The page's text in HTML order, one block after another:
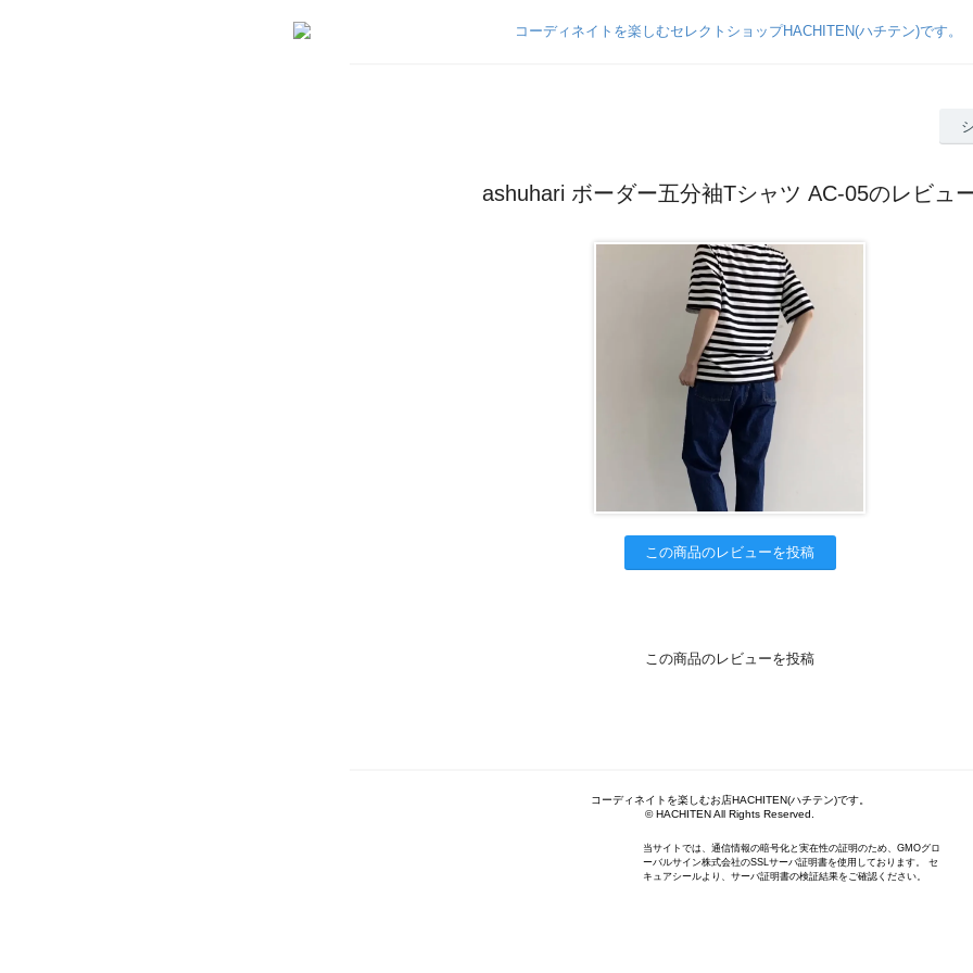
ashuhari ボーダー五分袖Tシャツ AC-05のレビュ
この商品のレビューを投稿
この商品のレビューを投稿
コーディネイトを楽しむお店HACHITEN(ハチテン)です。
© HACHITEN All Rights Reserved.
当サイトでは、通信情報の暗号化と実在性の証明のため、GMOグロ
ーバルサイン株式会社のSSLサーバ証明書を使用しております。 セ
キュアシールより、サーバ証明書の検証結果をご確認ください。